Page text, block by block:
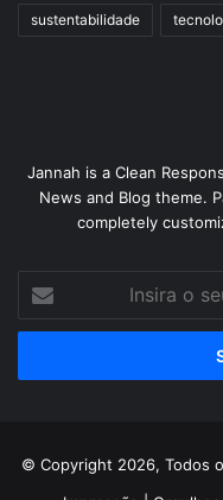
sustentabilidade
Jannah is a Clean
News and Blog theme.
completely
seu
de
© Copyright 2026, Todos